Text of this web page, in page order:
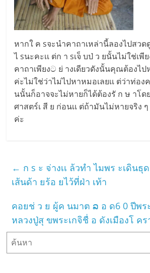
หากใ ค sจะนำคาถาเหล่านี้ลองไปสวด
ไ sนะคะเเ ต่ก า sเจ็ บป่ ว ยนั้นไม่ใช่เ
คาถาเพียงට ย่ างเดียวดังนั้นคุณต้องไ
ค่ะไม่ใช่ว่าไม่ไปหาหมอเลยเเ ต่ว่าท่อง
นนั้นก็อาจจะไม่หายก็ได้ต้องรั ก ษ าโด
ศาสตร์เ สี ย ก่อนเเ ต่ถ้ามันไม่หายจริง
ค่ะ
← ก s ะ จ่างเเ ล้วทำ ไมพร ะเดินธุ
เส้นด้า ยร้อ ยไว้ที่ฝ่า เท้า
คอยช่ ว ย ผู้ค นมาต ລ อ ด6 0 ปีพร
หลวงปู่สุ ขพระเกจิชื่ อ ดังเมืองโ ค